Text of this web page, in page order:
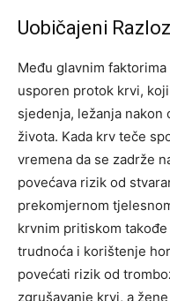
Uobičajeni
Među glavnim
usporen protok krvi,
sjedenja, ležanja
života. Kada krv teče
vremena da se zadrže
povećava rizik od
prekomjernom
krvnim pritiskom
trudnoća i korištenje
povećati rizik od
zgrušavanje krvi, a